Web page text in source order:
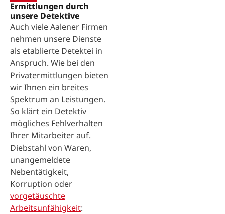
Ermittlungen durch
unsere Detektive
Auch viele Aalener Firmen
nehmen unsere Dienste
als etablierte Detektei in
Anspruch. Wie bei den
Privatermittlungen bieten
wir Ihnen ein breites
Spektrum an Leistungen.
So klärt ein Detektiv
mögliches Fehlverhalten
Ihrer Mitarbeiter auf.
Diebstahl von Waren,
unangemeldete
Nebentätigkeit,
Korruption oder
vorgetäuschte
Arbeitsunfähigkeit: